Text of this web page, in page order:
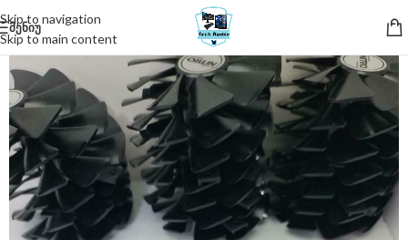
Skip to navigation
Skip to main content
ᲛᲔᲜᲘᲣ